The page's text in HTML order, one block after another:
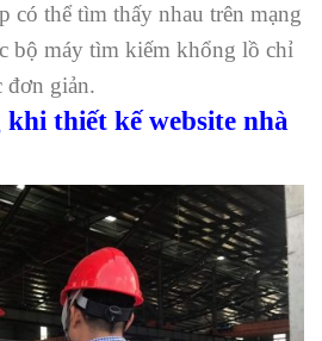
có thể tìm thấy nhau trên mạng
bộ máy tìm kiếm khổng lồ chỉ
đơn giản.
thiết kế website nhà